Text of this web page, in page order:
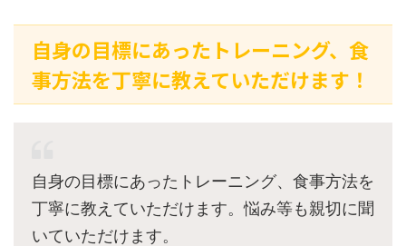
自身の目標にあったトレーニング、食
事方法を丁寧に教えていただけます！
自身の目標にあったトレーニング、食事方法を
丁寧に教えていただけます。悩み等も親切に聞
いていただけます。